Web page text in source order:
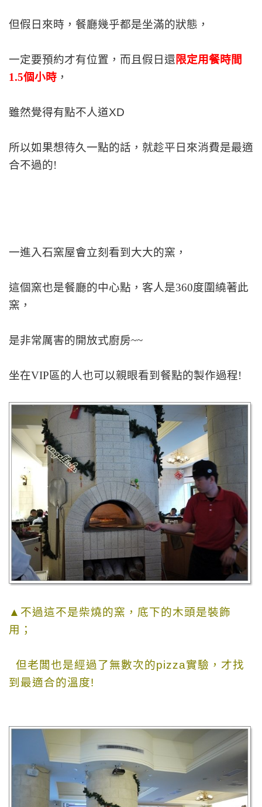
但假日來時，餐廳幾乎都是坐滿的狀態，
一定要預約才有位置，而且假日還限定用餐時間
1.5個小時 ，
雖然覺得有點不人道XD
所以如果想待久一點的話，就趁平日來消費是最適
合不過的!
一進入石窯屋會立刻看到大大的窯，
這個窯也是餐廳的中心點，客人是360度圍繞著此
窯，
是非常厲害的開放式廚房~~
坐在VIP區的人也可以親眼看到餐點的製作過程!
▲不過這不是柴燒的窯，底下的木頭是裝飾
用；
但老闆也是經過了無數次的pizza實驗，才找
到最適合的溫度!